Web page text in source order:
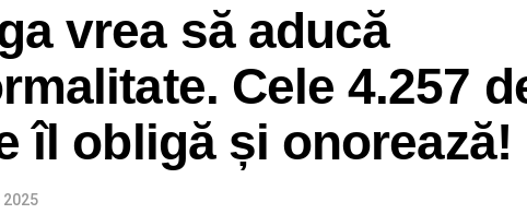
vrea să aducă
Cele 4.257
îl obligă și onorează!
2025